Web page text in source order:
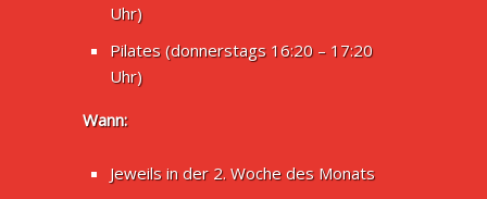
Uhr)
Pilates (donnerstags 16:20 – 17:20
Uhr)
Wann:
Jeweils in der 2. Woche des Monats